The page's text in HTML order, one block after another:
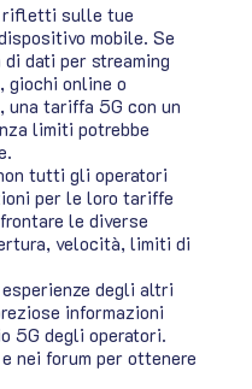
rifletti sulle tue
mobile. Se
dati per streaming
giochi online o
una tariffa 5G con un
limiti potrebbe
tutti gli operatori
per le loro tariffe
le diverse
velocità, limiti di
degli altri
informazioni
5G degli operatori.
nei forum per ottenere